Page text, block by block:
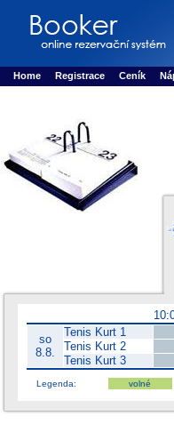
Rezervujse - Port�l pro online
Home Registrace Ceník
so
8.8.
Tenis Kurt 1
Tenis Kurt 2
Tenis Kurt 3
Legenda: volné